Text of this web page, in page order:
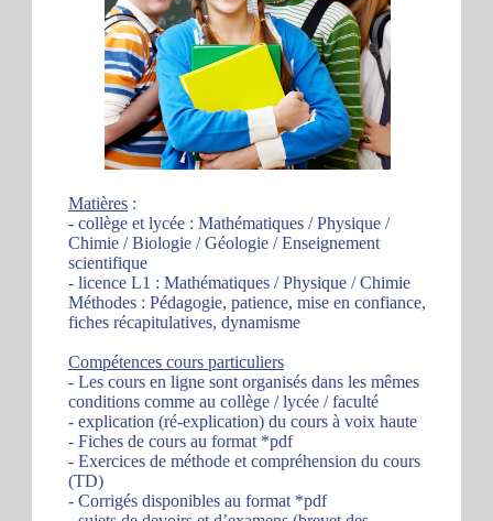
Matières :
- collège et lycée : Mathématiques / Physique /
Chimie / Biologie / Géologie / Enseignement
scientifique
- licence L1 : Mathématiques / Physique / Chimie
Méthodes : Pédagogie, patience, mise en confiance,
fiches récapitulatives, dynamisme
Compétences cours particuliers
- Les cours en ligne sont organisés dans les mêmes
conditions comme au collège / lycée / faculté
- explication (ré-explication) du cours à voix haute
- Fiches de cours au format *pdf
- Exercices de méthode et compréhension du cours
(TD)
- Corrigés disponibles au format *pdf